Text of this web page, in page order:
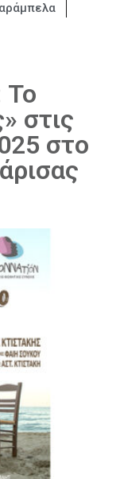
Το
στις
στο